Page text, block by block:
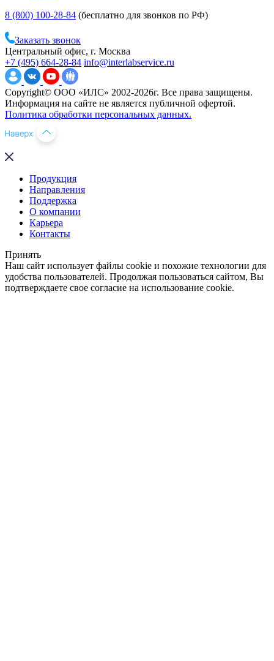
8 (800) 100-28-84 (бесплатно для звонков по РФ)
Заказать звонок
Центральный офис, г. Москва
+7 (495) 664-28-84 info@interlabservice.ru
Copyright© ООО «ИЛС» 2002-2026г. Все права защищены.
Информация на сайте не является публичной офертой.
Политика обработки персональных данных.
Продукция
Направления
Поддержка
О компании
Карьера
Контакты
Принять
Наш сайт использует файлы cookie и похожие технологии для
удобства пользователей. Продолжая пользоваться сайтом, Вы
подтверждаете свое согласие на использование cookie.